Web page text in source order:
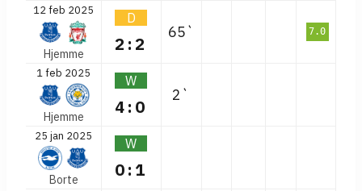
12 feb 2025
Hjemme
D
2:2
65` 7.0
1 feb 2025
Hjemme
W
4:0
2`
25 jan 2025
Borte
W
0:1